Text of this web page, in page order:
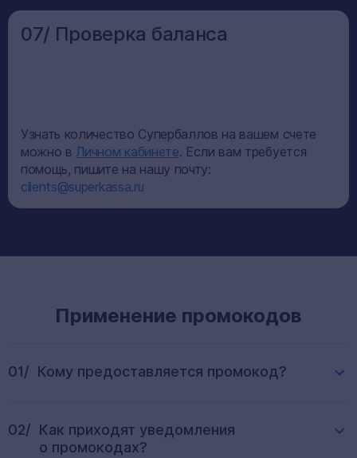
07/ Проверка баланса
Узнать количество Супербаллов на вашем счете
можно вЛичном кабинете. Если вам требуется
помощь, пишите на нашу почту:
clients@superkassa.ru
Применение промокодов
01/ Кому предоставляется промокод?
02/ Как приходят уведомления
о промокодах?